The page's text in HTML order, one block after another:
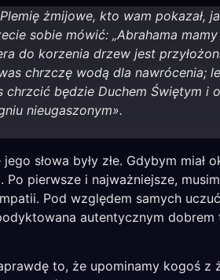
żmijowe, kto wam pokazał,
sobie mówić: „Abrahama mamy
do korzenia drzew jest
chrzczę wodą dla nawrócenia;
chrzcić będzie Duchem Świętym i
nieugaszonym».
słowa były złe. Gdybym miał
pierwsze i najważniejsze,
Pod względem samych
autentycznym dobrem
to, że upominamy kogoś z